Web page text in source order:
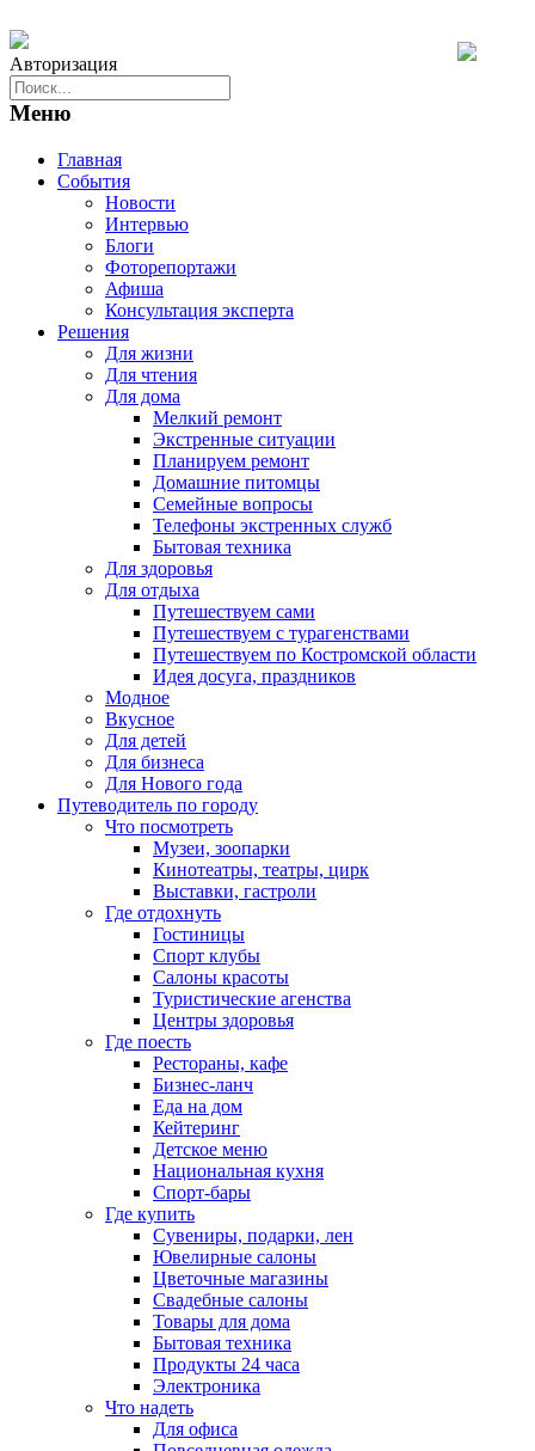
Авторизация
Меню
Главная
События
Новости
Интервью
Блоги
Фоторепортажи
Афиша
Консультация эксперта
Решения
Для жизни
Для чтения
Для дома
Мелкий ремонт
Экстренные ситуации
Планируем ремонт
Домашние питомцы
Семейные вопросы
Телефоны экстренных служб
Бытовая техника
Для здоровья
Для отдыха
Путешествуем сами
Путешествуем с турагенствами
Путешествуем по Костромской области
Идея досуга, праздников
Модное
Вкусное
Для детей
Для бизнеса
Для Нового года
Путеводитель по городу
Что посмотреть
Музеи, зоопарки
Кинотеатры, театры, цирк
Выставки, гастроли
Где отдохнуть
Гостиницы
Спорт клубы
Салоны красоты
Туристические агенства
Центры здоровья
Где поесть
Рестораны, кафе
Бизнес-ланч
Еда на дом
Кейтеринг
Детское меню
Национальная кухня
Спорт-бары
Где купить
Сувениры, подарки, лен
Ювелирные салоны
Цветочные магазины
Свадебные салоны
Товары для дома
Бытовая техника
Продукты 24 часа
Электроника
Что надеть
Для офиса